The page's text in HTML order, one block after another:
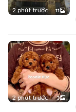
2 phút trước 11
2 phút trước 3